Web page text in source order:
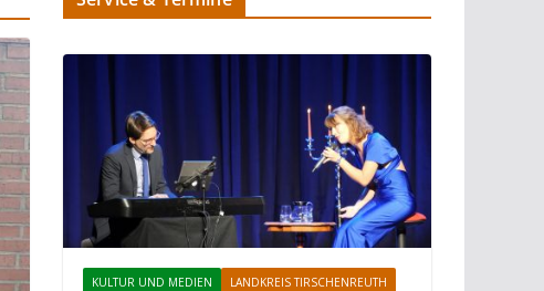
KULTUR UND MEDIEN
LANDKREIS TIRSCHENREUTH